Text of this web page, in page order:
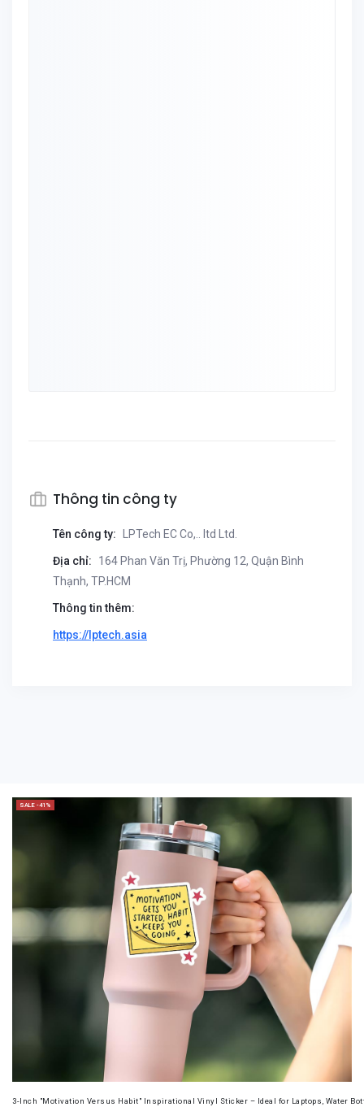
Thông tin công ty
Tên công ty: LPTech EC Co,.. ltd Ltd.
Địa chỉ:
164 Phan Văn Trị, Phường 12, Quận Bình
Thạnh, TP.HCM
Thông tin thêm:
https://lptech.asia
SALE -41%
3-Inch "Motivation Versus Habit" Inspirational Vinyl Sticker – Ideal for Laptops, Water